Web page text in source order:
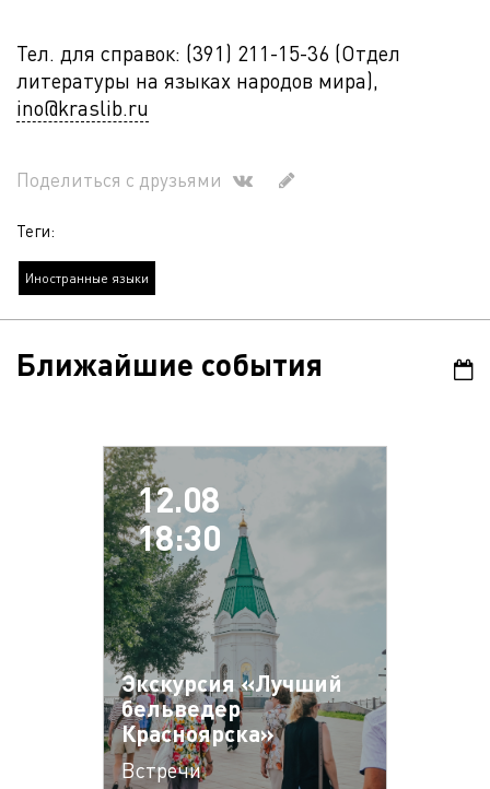
Тел. для справок: (391) 211-15-36 (Отдел
литературы на языках народов мира),
ino@kraslib.ru
Поделиться с друзьями
Теги:
Иностранные языки
Ближайшие события
12.08
18:30
Экскурсия «Лучший
бельведер
Красноярска»
Встречи